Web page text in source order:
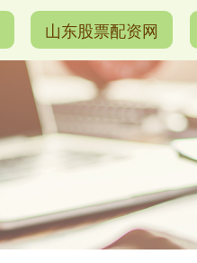
山东股票配资网